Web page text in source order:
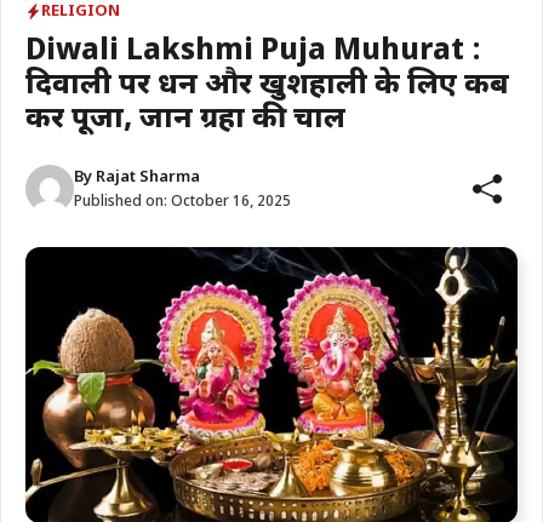
RELIGION
Diwali Lakshmi Puja Muhurat :
दिवाली पर धन और खुशहाली के लिए कब
करें पूजा, जानें ग्रहों की चाल
By Rajat Sharma
Published on: October 16, 2025